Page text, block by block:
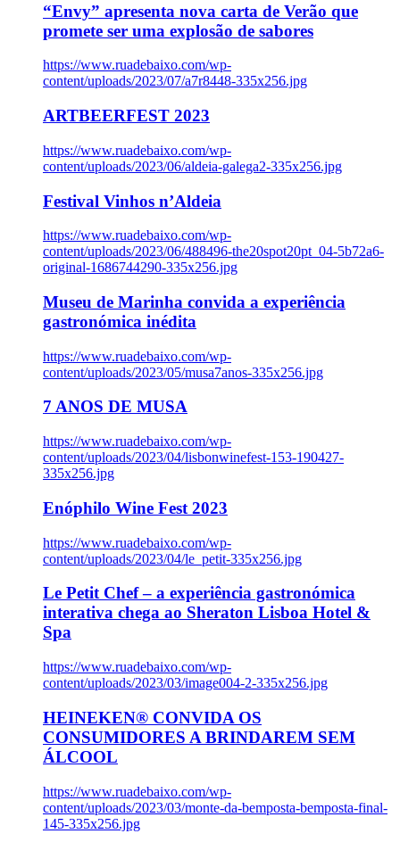
“Envy” apresenta nova carta de Verão que
promete ser uma explosão de sabores
https://www.ruadebaixo.com/wp-
content/uploads/2023/07/a7r8448-335x256.jpg
ARTBEERFEST 2023
https://www.ruadebaixo.com/wp-
content/uploads/2023/06/aldeia-galega2-335x256.jpg
Festival Vinhos n’Aldeia
https://www.ruadebaixo.com/wp-
content/uploads/2023/06/488496-the20spot20pt_04-5b72a6-
original-1686744290-335x256.jpg
Museu de Marinha convida a experiência
gastronómica inédita
https://www.ruadebaixo.com/wp-
content/uploads/2023/05/musa7anos-335x256.jpg
7 ANOS DE MUSA
https://www.ruadebaixo.com/wp-
content/uploads/2023/04/lisbonwinefest-153-190427-
335x256.jpg
Enóphilo Wine Fest 2023
https://www.ruadebaixo.com/wp-
content/uploads/2023/04/le_petit-335x256.jpg
Le Petit Chef – a experiência gastronómica
interativa chega ao Sheraton Lisboa Hotel &
Spa
https://www.ruadebaixo.com/wp-
content/uploads/2023/03/image004-2-335x256.jpg
HEINEKEN® CONVIDA OS
CONSUMIDORES A BRINDAREM SEM
ÁLCOOL
https://www.ruadebaixo.com/wp-
content/uploads/2023/03/monte-da-bemposta-bemposta-final-
145-335x256.jpg